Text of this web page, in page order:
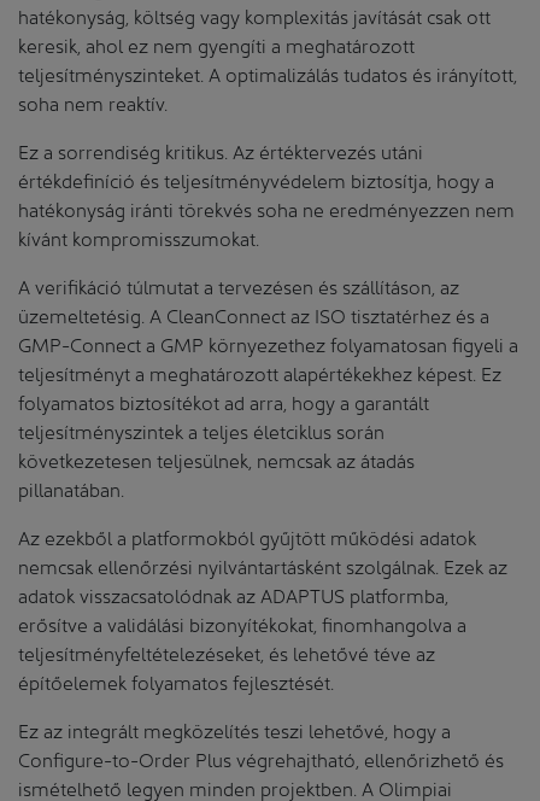
hatékonyság, költség vagy komplexitás javítását csak ott
keresik, ahol ez nem gyengíti a meghatározott
teljesítményszinteket. A optimalizálás tudatos és irányított,
soha nem reaktív.
Ez a sorrendiség kritikus. Az értéktervezés utáni
értékdefiníció és teljesítményvédelem biztosítja, hogy a
hatékonyság iránti törekvés soha ne eredményezzen nem
kívánt kompromisszumokat.
A verifikáció túlmutat a tervezésen és szállításon, az
üzemeltetésig. A CleanConnect az ISO tisztatérhez és a
GMP-Connect a GMP környezethez folyamatosan figyeli a
teljesítményt a meghatározott alapértékekhez képest. Ez
folyamatos biztosítékot ad arra, hogy a garantált
teljesítményszintek a teljes életciklus során
következetesen teljesülnek, nemcsak az átadás
pillanatában.
Az ezekből a platformokból gyűjtött működési adatok
nemcsak ellenőrzési nyilvántartásként szolgálnak. Ezek az
adatok visszacsatolódnak az ADAPTUS platformba,
erősítve a validálási bizonyítékokat, finomhangolva a
teljesítményfeltételezéseket, és lehetővé téve az
építőelemek folyamatos fejlesztését.
Ez az integrált megközelítés teszi lehetővé, hogy a
Configure-to-Order Plus végrehajtható, ellenőrizhető és
ismételhető legyen minden projektben. A Olimpiai